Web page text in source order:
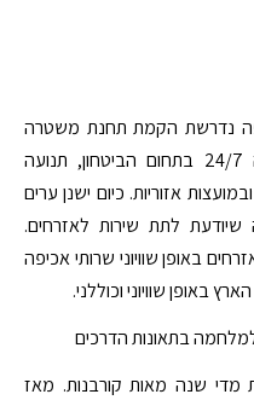
נדרשת הקמת תחנת משטרה
בכל עיר, בעלת יכולת למתן מענה 24/7 בתחום הביטחון, תנועה
אזוריות. כיום ישנן ערים
לתת שירות לאזרחים.
באופן שוויוני שרותי אכיפה
באופן שוויוני וכוללני.
בתאונות הדרכים
מדי שנה מאות קורבנות. מאז